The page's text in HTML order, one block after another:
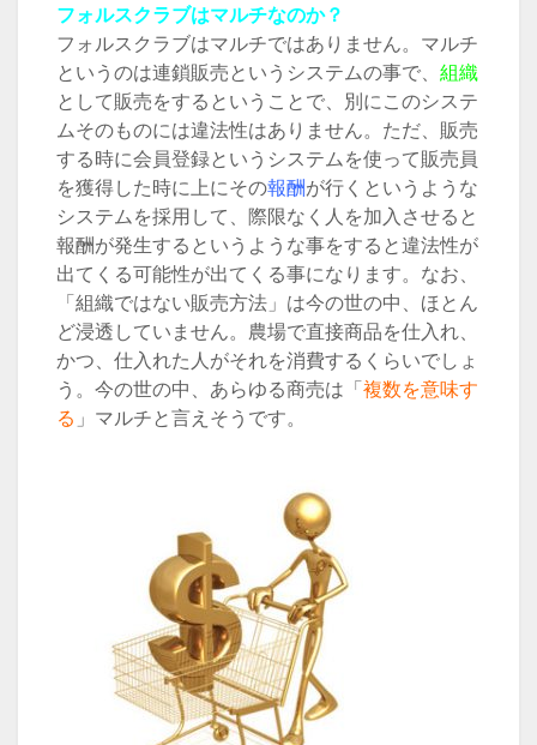
フォルスクラブはマルチなのか？
フォルスクラブはマルチではありません。マルチ
というのは連鎖販売というシステムの事で、 組織
として販売をするということで、別にこのシステ
ムそのものには違法性はありません。ただ、販売
する時に会員登録というシステムを使って販売員
を獲得した時に上にその報酬が行くというような
システムを採用して、際限なく人を加入させると
報酬が発生するというような事をすると違法性が
出てくる可能性が出てくる事になります。なお、
「組織ではない販売方法」は今の世の中、ほとん
ど浸透していません。農場で直接商品を仕入れ、
かつ、仕入れた人がそれを消費するくらいでしょ
う。今の世の中、あらゆる商売は「複数を意味す
る 」マルチと言えそうです。